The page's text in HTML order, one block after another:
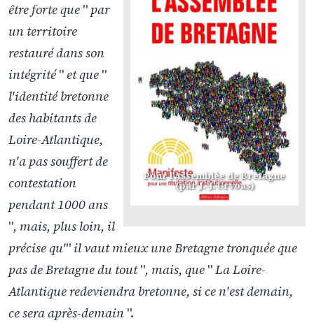
Pour l'Assemblée de Bretagne
(par J.-J. Urvoas)
être forte que " par
un territoire
restauré dans son
intégrité"et que "
l'identité bretonne
des habitants de
Loire-Atlantique,
n'a pas souffert de
contestation
pendant 1000 ans
", mais, plus loin, il
précise qu'" il vaut mieux une Bretagne tronquée que
pas de Bretagne du tout", mais, que "La Loire-
Atlantique redeviendra bretonne, si ce n'est demain,
ce sera après-demain ".